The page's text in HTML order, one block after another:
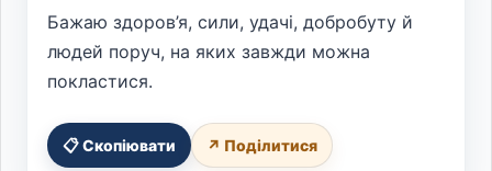
Бажаю здоров’я, сили, удачі, добробуту й
людей поруч, на яких завжди можна
покластися.
📋 Скопіювати ↗ Поділитися